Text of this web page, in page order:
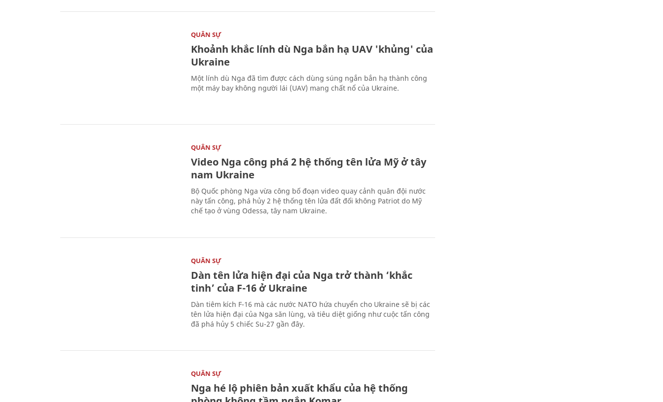
QUÂN SỰ
Khoảnh khắc lính dù Nga bắn hạ UAV 'khủng' của
Ukraine
Một lính dù Nga đã tìm được cách dùng súng ngắn bắn hạ thành công
một máy bay không người lái (UAV) mang chất nổ của Ukraine.
QUÂN SỰ
Video Nga công phá 2 hệ thống tên lửa Mỹ ở tây
nam Ukraine
Bộ Quốc phòng Nga vừa công bố đoạn video quay cảnh quân đội nước
này tấn công, phá hủy 2 hệ thống tên lửa đất đối không Patriot do Mỹ
chế tạo ở vùng Odessa, tây nam Ukraine.
QUÂN SỰ
Dàn tên lửa hiện đại của Nga trở thành ‘khắc
tinh’ của F-16 ở Ukraine
Dàn tiêm kích F-16 mà các nước NATO hứa chuyển cho Ukraine sẽ bị các
tên lửa hiện đại của Nga săn lùng, và tiêu diệt giống như cuộc tấn công
đã phá hủy 5 chiếc Su-27 gần đây.
QUÂN SỰ
Nga hé lộ phiên bản xuất khẩu của hệ thống